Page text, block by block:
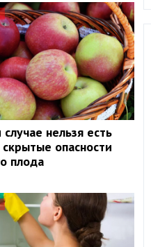
нельзя есть
опасности
плода